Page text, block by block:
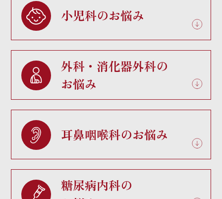
小児科のお悩み
外科・消化器外科の
お悩み
耳鼻咽喉科のお悩み
糖尿病内科の